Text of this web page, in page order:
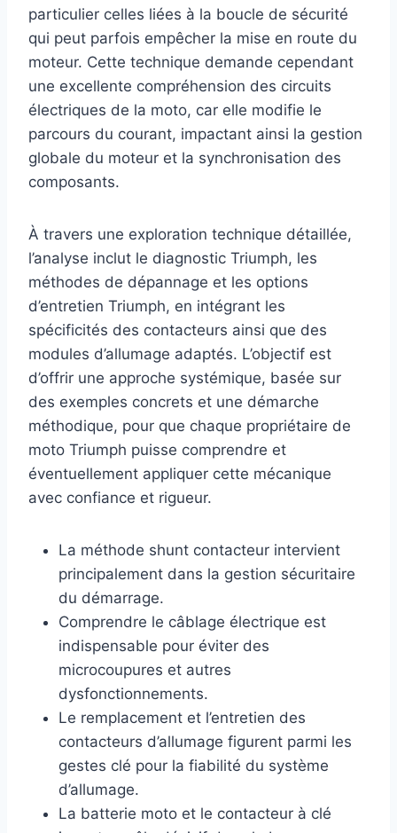
particulier celles liées à la boucle de sécurité
qui peut parfois empêcher la mise en route du
moteur. Cette technique demande cependant
une excellente compréhension des circuits
électriques de la moto, car elle modifie le
parcours du courant, impactant ainsi la gestion
globale du moteur et la synchronisation des
composants.
À travers une exploration technique détaillée,
l’analyse inclut le diagnostic Triumph, les
méthodes de dépannage et les options
d’entretien Triumph, en intégrant les
spécificités des contacteurs ainsi que des
modules d’allumage adaptés. L’objectif est
d’offrir une approche systémique, basée sur
des exemples concrets et une démarche
méthodique, pour que chaque propriétaire de
moto Triumph puisse comprendre et
éventuellement appliquer cette mécanique
avec confiance et rigueur.
La méthode shunt contacteur intervient
principalement dans la gestion sécuritaire
du démarrage.
Comprendre le câblage électrique est
indispensable pour éviter des
microcoupures et autres
dysfonctionnements.
Le remplacement et l’entretien des
contacteurs d’allumage figurent parmi les
gestes clé pour la fiabilité du système
d’allumage.
La batterie moto et le contacteur à clé